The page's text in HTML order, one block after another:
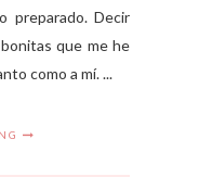
preparado. Decir
que me he
como a mí. ...